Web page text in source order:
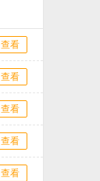
查看
查看
查看
查看
查看